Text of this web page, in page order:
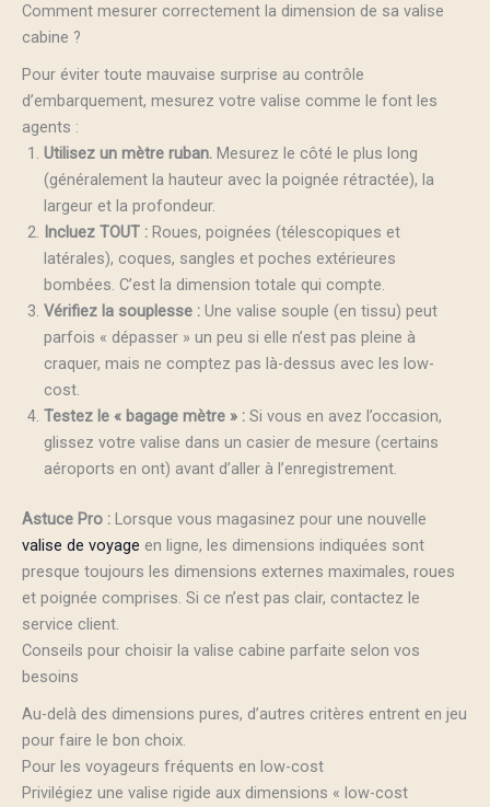
Comment mesurer correctement la dimension de sa valise
cabine ?
Pour éviter toute mauvaise surprise au contrôle
d’embarquement, mesurez votre valise comme le font les
agents :
Utilisez un mètre ruban. Mesurez le côté le plus long
(généralement la hauteur avec la poignée rétractée), la
largeur et la profondeur.
Incluez TOUT : Roues, poignées (télescopiques et
latérales), coques, sangles et poches extérieures
bombées. C’est la dimension totale qui compte.
Vérifiez la souplesse : Une valise souple (en tissu) peut
parfois « dépasser » un peu si elle n’est pas pleine à
craquer, mais ne comptez pas là-dessus avec les low-
cost.
Testez le « bagage mètre » : Si vous en avez l’occasion,
glissez votre valise dans un casier de mesure (certains
aéroports en ont) avant d’aller à l’enregistrement.
Astuce Pro : Lorsque vous magasinez pour une nouvelle
valise de voyage en ligne, les dimensions indiquées sont
presque toujours les dimensions externes maximales, roues
et poignée comprises. Si ce n’est pas clair, contactez le
service client.
Conseils pour choisir la valise cabine parfaite selon vos
besoins
Au-delà des dimensions pures, d’autres critères entrent en jeu
pour faire le bon choix.
Pour les voyageurs fréquents en low-cost
Privilégiez une valise rigide aux dimensions « low-cost